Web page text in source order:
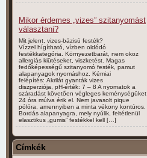
Mikor érdemes „vizes” szitanyomást
választani?
Mit jelent, vizes-bázisú festék?
Vízzel hígítható, vízben oldódó
festékkategória. Környezetbarát, nem okoz
allergiás kiütéseket, viszketést. Magas
fedőképességű szitanyomó festék, pamut
alapanyagok nyomáshoz. Kémiai
felépítés: Akrilát gyanták vizes
diszperziója, pH-érték: 7 – 8 A nyomatok a
száradást követően végleges keménységüket
24 óra múlva érik el. Nem javasolt pique
pólóra, amennyiben a minta vékony kontúros.
Bordás alapanyagra, mely nyúlik, feltétlenül
elasztikus „gumis” festékkel kell […]
Címkék